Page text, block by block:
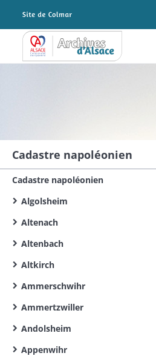
Archives Alsace - Colmar
Cadastre napoléonien
Cadastre napoléonien
Algolsheim
Altenach
Altenbach
Altkirch
Ammerschwihr
Ammertzwiller
Andolsheim
Appenwihr